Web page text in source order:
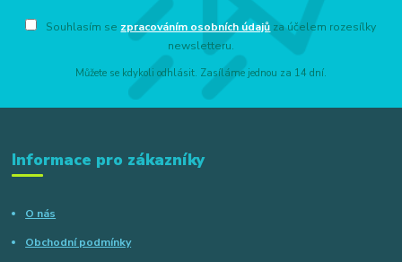
Souhlasím se zpracováním osobních údajů za účelem rozesílky
newsletteru.
Můžete se kdykoli odhlásit. Zasíláme jednou za 14 dní.
Informace pro zákazníky
O nás
Obchodní podmínky